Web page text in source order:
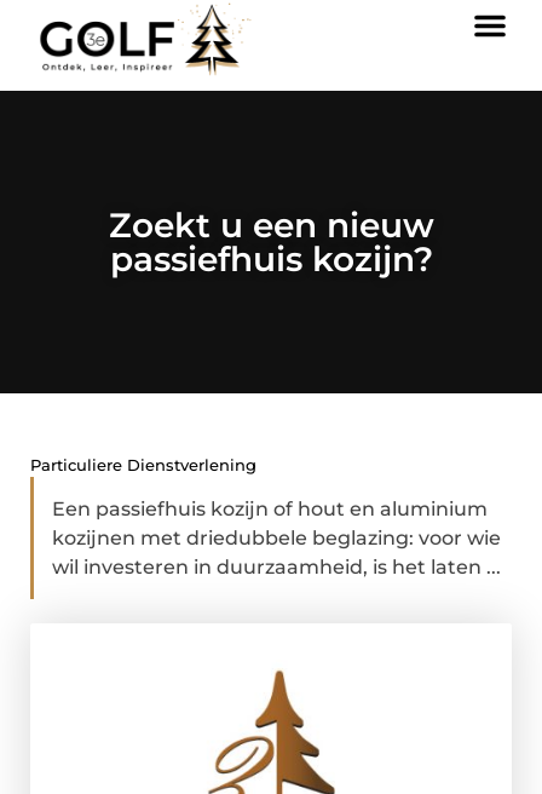
Zoekt u een nieuw
passiefhuis kozijn?
Particuliere Dienstverlening
Een passiefhuis kozijn of hout en aluminium
kozijnen met driedubbele beglazing: voor wie
wil investeren in duurzaamheid, is het laten ...